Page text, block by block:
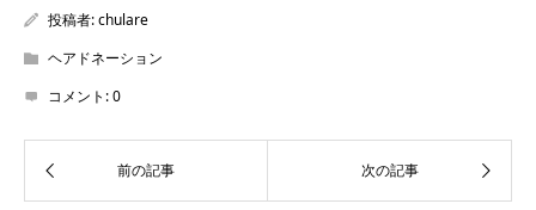
投稿者:chulare
ヘアドネーション
コメント:0